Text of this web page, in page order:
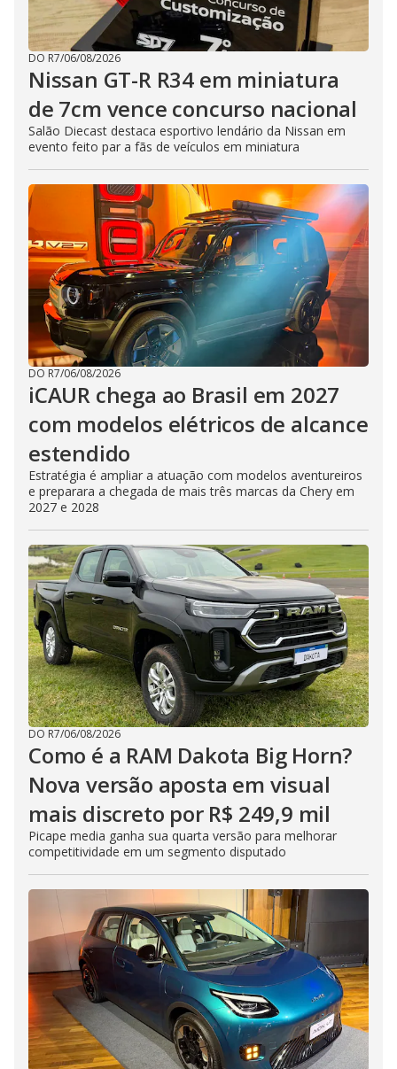
DO R7/06/08/2026
Nissan GT-R R34 em miniatura
de 7cm vence concurso nacional
Salão Diecast destaca esportivo lendário da Nissan em
evento feito par a fãs de veículos em miniatura
DO R7/06/08/2026
iCAUR chega ao Brasil em 2027
com modelos elétricos de alcance
estendido
Estratégia é ampliar a atuação com modelos aventureiros
e preparara a chegada de mais três marcas da Chery em
2027 e 2028
DO R7/06/08/2026
Como é a RAM Dakota Big Horn?
Nova versão aposta em visual
mais discreto por R$ 249,9 mil
Picape media ganha sua quarta versão para melhorar
competitividade em um segmento disputado